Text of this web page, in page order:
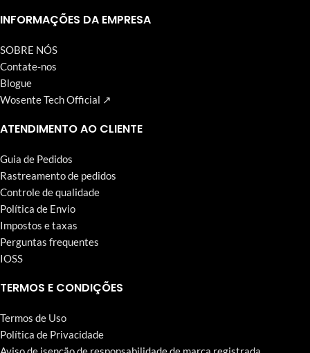
Wosente-tech vem perseguindo incansavelmente.
INFORMAÇÕES DA EMPRESA
SOBRE NÓS
Contate-nos
Blogue
Wosente Tech Official ↗
ATENDIMENTO AO CLIENTE
Guia de Pedidos
Rastreamento de pedidos
Controle de qualidade
Política de Envio
Impostos e taxas
Perguntas frequentes
IOSS
TERMOS E CONDIÇÕES
Termos de Uso
Política de Privacidade